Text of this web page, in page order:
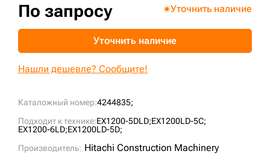
Каталожный номер:4244835;
Подходит к технике:EX1200-5DLD;EX1200LD-5C;
EX1200-6LD;EX1200LD-5D;
Производитель: Hitachi Construction Machinery
По запросу Уточнить наличие
Уточнить наличие
Нашли дешевле? Сообщите!